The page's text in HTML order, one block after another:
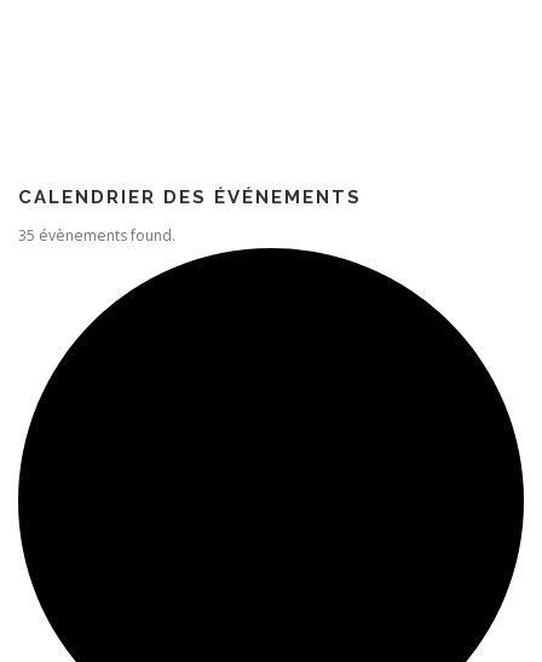
CALENDRIER DES ÉVÉNEMENTS
35 évènements found.